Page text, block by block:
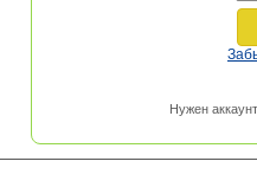
Нужен